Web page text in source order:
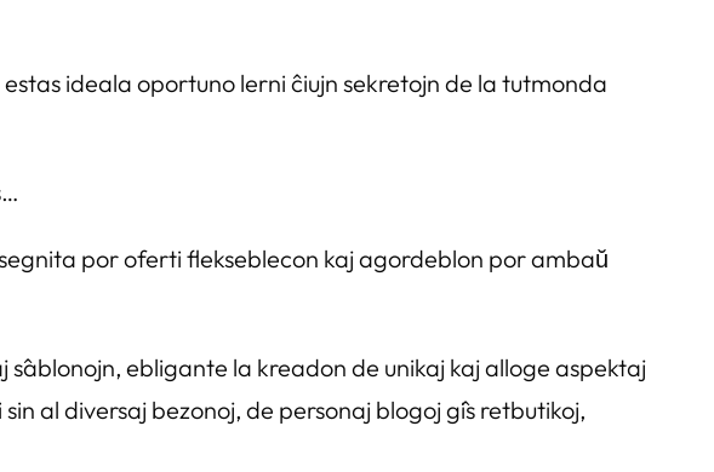
ideala oportuno lerni ĉiujn sekretojn de la tutmonda
por oferti flekseblecon kaj agordeblon por ambaŭ
ebligante la kreadon de unikaj kaj alloge aspektaj
al diversaj bezonoj, de personaj blogoj ĝis retbutikoj,